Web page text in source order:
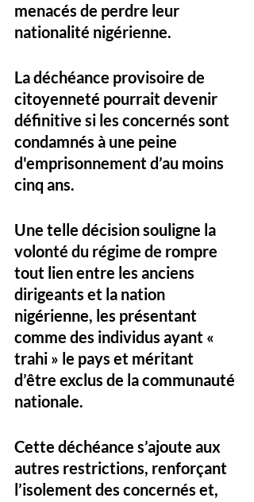
menacés de perdre leur
nationalité nigérienne.
La déchéance provisoire de
citoyenneté pourrait devenir
définitive si les concernés sont
condamnés à une peine
d'emprisonnement d’au moins
cinq ans.
Une telle décision souligne la
volonté du régime de rompre
tout lien entre les anciens
dirigeants et la nation
nigérienne, les présentant
comme des individus ayant «
trahi » le pays et méritant
d’être exclus de la communauté
nationale.
Cette déchéance s’ajoute aux
autres restrictions, renforçant
l’isolement des concernés et,